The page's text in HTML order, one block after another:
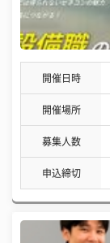
開催日時
開催場所
募集人数
申込締切